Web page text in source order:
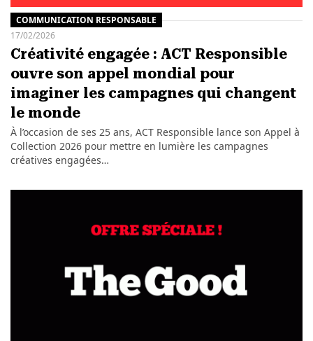
COMMUNICATION RESPONSABLE
17/02/2026
Créativité engagée : ACT Responsible
ouvre son appel mondial pour
imaginer les campagnes qui changent
le monde
À l’occasion de ses 25 ans, ACT Responsible lance son Appel à
Collection 2026 pour mettre en lumière les campagnes
créatives engagées…